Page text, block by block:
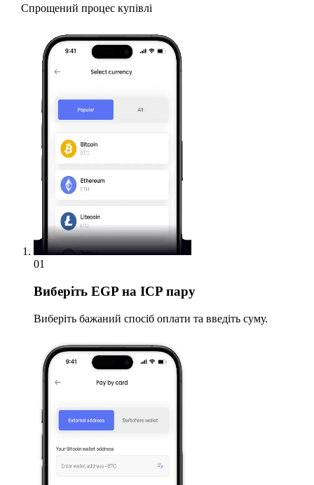
Спрощений процес купівлі
01
Виберіть EGP на ICP пару
Виберіть бажаний спосіб оплати та введіть суму.